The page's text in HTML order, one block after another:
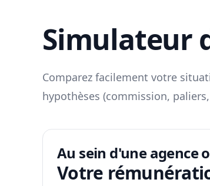
Simulateur
Comparez facilement votre
hypothèses (commission,
Au sein d'une agence
Votre